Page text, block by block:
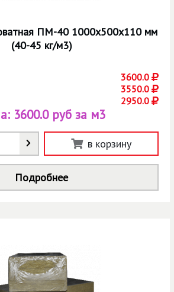
ПМ-40 1000х500х110 мм
(40-45 кг/м3)
3600.0
3550.0
2950.0
3600.0 руб за м3
в корзину
Подробнее